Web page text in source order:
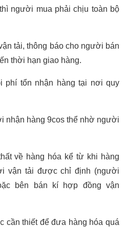
người mua phải chịu toàn bộ
tải, thông báo cho người bán
thời hạn giao hàng.
phí tổn nhận hàng tại nơi quy
nhận hàng 9cos thể nhờ người
về hàng hóa kể từ khi hàng
vận tải được chỉ định (người
bên bán kí hợp đồng vận
cần thiết để đưa hàng hóa quá